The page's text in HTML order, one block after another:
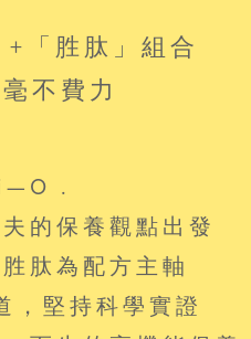
「胜肽」組合
不費力
.
的保養觀點出發
肽為配方主軸
，堅持科學實證